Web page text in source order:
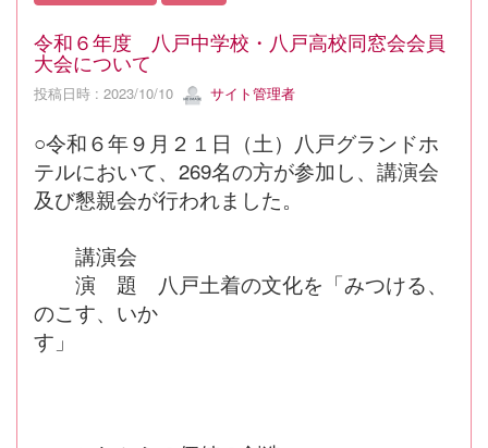
令和６年度 八戸中学校・八戸高校同窓会会員
大会について
投稿日時 : 2023/10/10 サイト管理者
○令和６年９月２１日（土）八戸グランドホ
テルにおいて、269名の方が参加し、講演会
及び懇親会が行われました。
講演会
演 題 八戸土着の文化を「みつける、
のこす、いか
す」